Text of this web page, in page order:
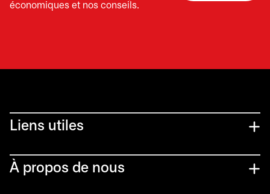
économiques et nos conseils.
Liens utiles​
À propos de nous